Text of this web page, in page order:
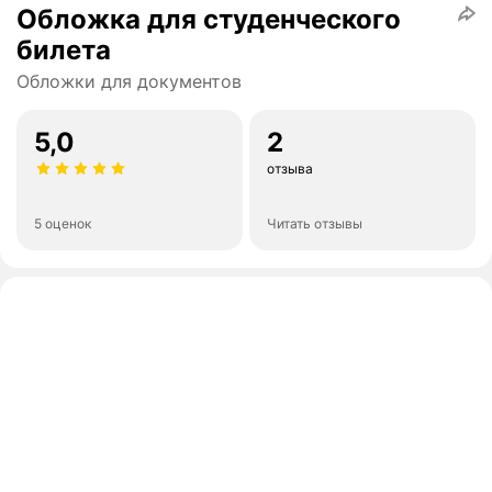
Обложка для студенческого
билета
Обложки для документов
5,0
5 оценок
2
отзыва
Читать отзывы